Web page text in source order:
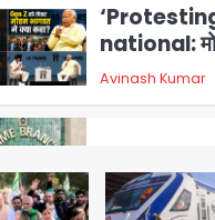
national:
को दिया
ईमानदार पीढ़ी
Avinash Kumar
हत्या का फरार